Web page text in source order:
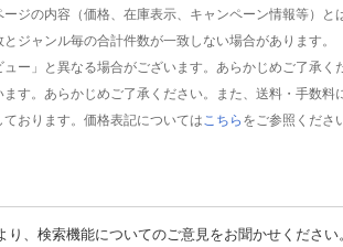
の内容（価格、在庫表示、キャンペーン情報等）と
ジャンル毎の合計件数が一致しない場合があります。
ー」と異なる場合がございます。あらかじめご了承く
。あらかじめご了承ください。また、送料・手数料
おります。価格表記については こちら をご参照くださ
、検索機能についてのご意見をお聞かせください